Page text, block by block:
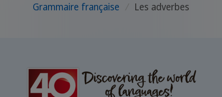
Grammaire française
Les adverbes